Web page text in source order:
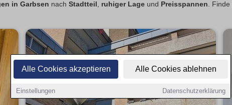
Alle Cookies akzeptieren Alle Cookies ablehnen
Einstellungen Datenschutzerklärung
in Garbsen nach Stadtteil , ruhiger Lageund Preisspannen. Finde